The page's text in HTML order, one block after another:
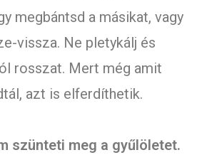
megbántsd a másikat, vagy
vissza. Ne pletykálj és
rosszat. Mert még amit
azt is elferdíthetik.
szünteti meg a gyűlöletet.